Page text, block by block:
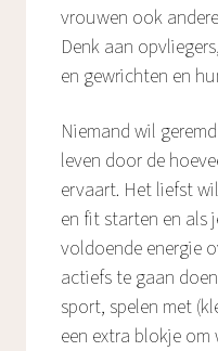
vrouwen ook
Denk aan
en gewrichten en
Niemand wil
leven door de
ervaart. Het liefst
en fit starten en als
voldoende energie
actiefs te gaan
sport, spelen met
een extra blokje om